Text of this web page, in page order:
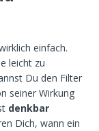
einfach.
leicht zu
Du den Filter
seiner Wirkung
denkbar
Dich, wann ein